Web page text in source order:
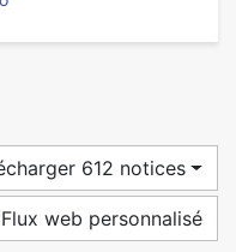
612 notices
Flux web personnalisé